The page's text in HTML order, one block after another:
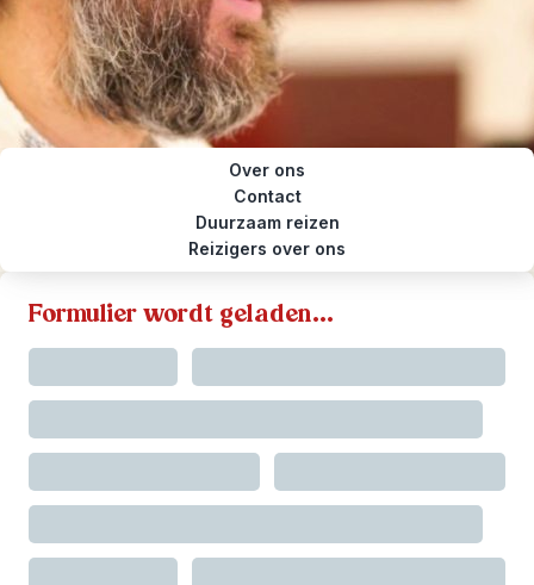
Over ons
Contact
Duurzaam reizen
Reizigers over ons
Formulier wordt geladen...